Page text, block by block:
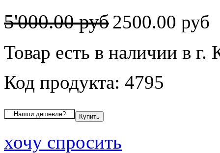
5'000.00 руб2500.00 руб
Товар есть в наличии в г.
Код продукта: 4795
хочу спросить